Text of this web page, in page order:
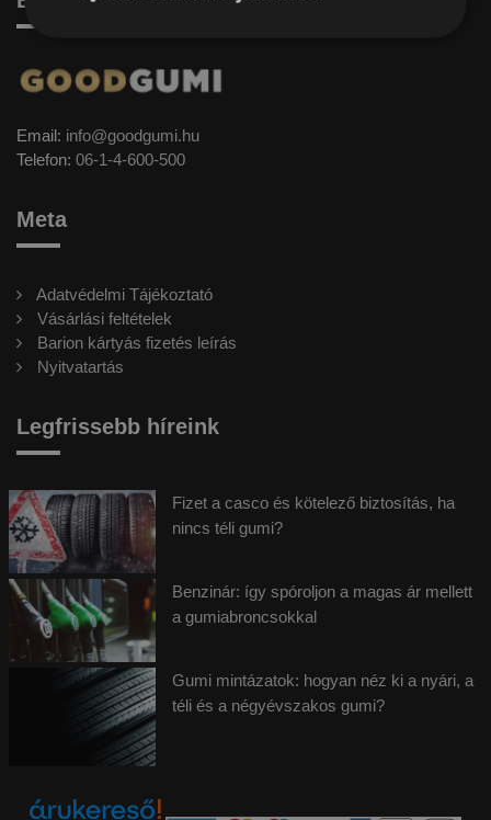
Email: info@goodgumi.hu
Telefon: 06-1-4-600-500
Meta
Adatvédelmi Tájékoztató
Vásárlási feltételek
Barion kártyás fizetés leírás
Nyitvatartás
Legfrissebb híreink
Fizet a casco és kötelező biztosítás, ha
nincs téli gumi?
Benzinár: így spóroljon a magas ár mellett
a gumiabroncsokkal
Gumi mintázatok: hogyan néz ki a nyári, a
téli és a négyévszakos gumi?